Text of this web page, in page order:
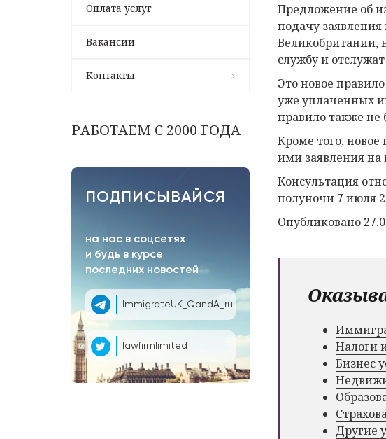
Оплата услуг
Вакансии
Контакты
РАБОТАЕМ С 2000 ГОДА
ПОДПИСЫВАЙСЯ
на нас в соцсетях
и будь в курсе
последних новостей
ImmigrateUK_QandA_ru
lawfirmlimited
Предложение об
подачу
Великобритании,
службу и
Это новое
уже уплаченных
правило также не
Кроме того, новое
ими заявления на
Консультация
полуночи 7 июля
Опубликовано
Налоги
Бизнес
Другие